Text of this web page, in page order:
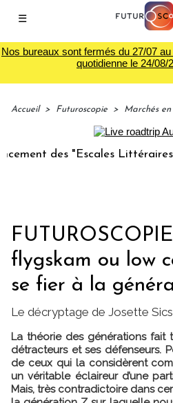
☰
Nos bureaux sont fermés du 27/07
quotidienne le 24/08/
Accueil > Futuroscopie > Marchés
"Escales Littéraires", la
flygskam ou low
se fier à la
Le décryptage de Josette
La théorie des générations fait
détracteurs et ses défenseurs.
de ceux qui la considèrent
un véritable éclaireur d’une
Mais, très contradictoire dans